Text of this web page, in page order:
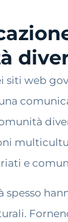
siti web
e
spesso